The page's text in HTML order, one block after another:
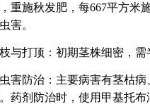
重施秋发肥，每667平方米
害。
与打顶：初期茎株细密，需
害防治：主要病害有茎枯
药剂防治时，使用甲基托